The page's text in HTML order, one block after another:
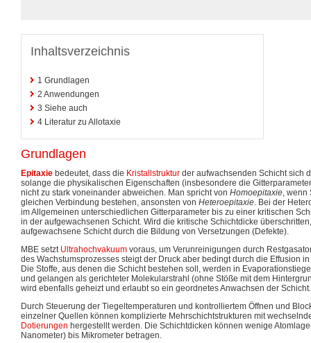
Inhaltsverzeichnis
1 Grundlagen
2 Anwendungen
3 Siehe auch
4 Literatur zu Allotaxie
Grundlagen
Epitaxie bedeutet, dass die Kristallstruktur der aufwachsenden Schicht sich
solange die physikalischen Eigenschaften (insbesondere die
nicht zu stark voneinander abweichen. Man spricht von Homoepitaxie, wenn
gleichen Verbindung bestehen, ansonsten von Heteroepitaxie. Bei der
im Allgemeinen unterschiedlichen Gitterparameter bis zu einer kritischen
in der aufgewachsenen Schicht. Wird die kritische Schichtdicke
aufgewachsene Schicht durch die Bildung von Versetzungen (Defekte).
MBE setzt Ultrahochvakuum voraus, um Verunreinigungen durch
des Wachstumsprozesses steigt der Druck aber bedingt durch die Effusion
Die Stoffe, aus denen die Schicht bestehen soll, werden in
und gelangen als gerichteter Molekularstrahl (ohne Stöße mit dem
wird ebenfalls geheizt und erlaubt so ein geordnetes Anwachsen der Schicht.
Durch Steuerung der Tiegeltemperaturen und kontrolliertem Öffnen und
einzelner Quellen können komplizierte Mehrschichtstrukturen mit
Dotierungen hergestellt werden. Die Schichtdicken können wenige
Nanometer) bis Mikrometer betragen.